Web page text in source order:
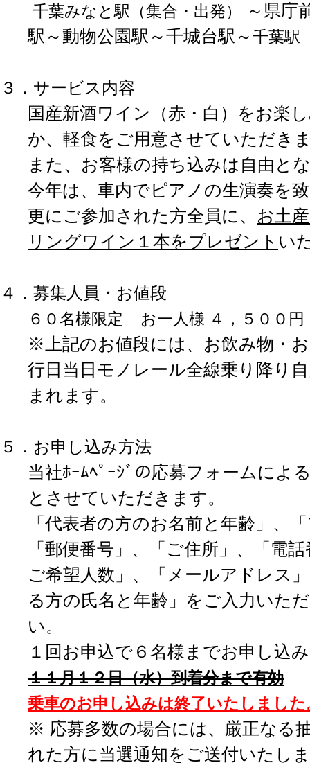
千葉みなと駅（集合・出発）
～県庁
駅～動物公園駅～千城台駅～千葉駅
３ ．サービス内容
国産新酒ワイン（赤・白）をお楽
か、軽食をご用意させていただき
また、お客様の持ち込みは自由と
今年は、車内でピアノの生演奏を
更にご参加された方全員に、 お土
リングワイン１本をプレゼント い
４．募集人員・お値段
６０名様限定 お一人様 ４，５００
※上記のお値段には、お飲み物・
行日当日モノレール全線乗り降り
まれます。
５．お申し込み方法
当社ﾎｰﾑﾍﾟｰｼﾞの応募フォームによ
とさせていただきます。
「代表者の方のお名前と年齢」、
「郵便番号」、「ご住所」、「電
ご希望人数」、「メールアドレス
る方の氏名と年齢」をご入力いた
い。
１ 回お申込で６名様までお申し込
１１月１２日（水）到着分まで有効
乗車のお申し込みは終了いたしました
※ 応募多数の場合には、厳正なる
れた方に当選通知をご送付いたし